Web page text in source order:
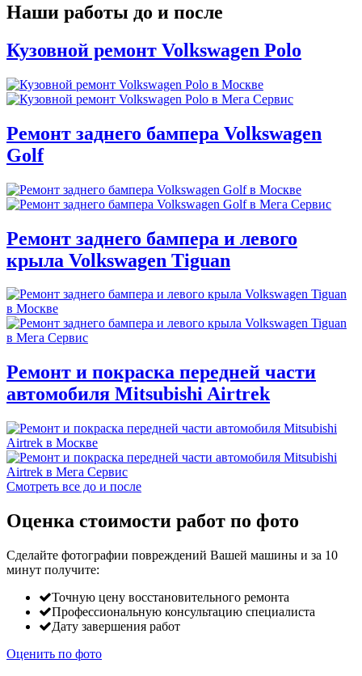
Наши работы до и после
Кузовной ремонт Volkswagen Polo
Ремонт заднего бампера Volkswagen
Golf
Ремонт заднего бампера и левого
крыла Volkswagen Tiguan
Ремонт и покраска передней части
автомобиля Mitsubishi Airtrek
Смотреть все до и после
Оценка стоимости работ по фото
Сделайте фотографии повреждений Вашей машины и за 10
минут получите:
Точную цену восстановительного ремонта
Профессиональную консультацию специалиста
Дату завершения работ
Оценить по фото